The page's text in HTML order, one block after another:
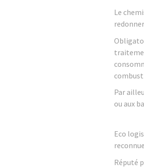
Le
Par
ou aux
Eco
Réputé